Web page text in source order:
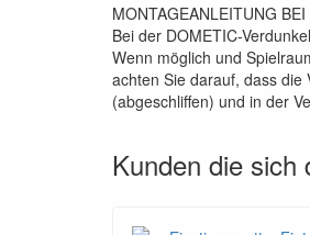
MONTAGEANLEITUNG
Bei der DOMETIC-
Wenn möglich und
achten Sie darauf, dass die
(abgeschliffen) und in der
Kunden die